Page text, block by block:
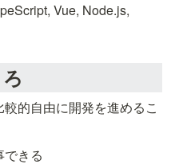
Vue, Node.js,
的自由に開発を進めるこ
きる